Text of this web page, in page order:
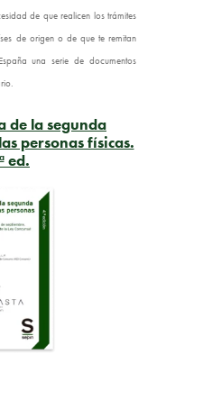
de que realicen los trámites
de origen o de que te remitan
una serie de documentos
de la segunda
personas físicas.
ed.